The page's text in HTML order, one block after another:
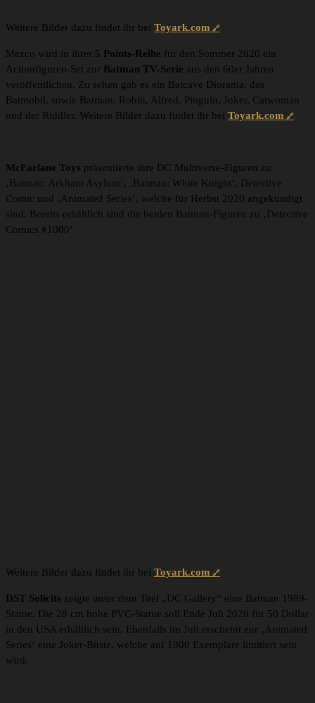
Weitere Bilder dazu findet ihr bei Toyark.com
Mezco wird in ihrer 5 Points-Reihe für den Sommer 2020 ein
Actionfiguren-Set zur Batman TV-Serie aus den 60er Jahren
veröffentlichen. Zu sehen gab es ein Batcave Diorama, das
Batmobil, sowie Batman, Robin, Alfred, Pinguin, Joker, Catwoman
und der Riddler. Weitere Bilder dazu findet ihr bei Toyark.com
McFarlane Toys präsentierte ihre DC Multiverse-Figuren zu
‚Batman: Arkham Asylum‘, ‚Batman: White Knight‘, Detective
Comic und ‚Animated Series‘, welche für Herbst 2020 angekündigt
sind. Bereits erhältlich sind die beiden Batman-Figuren zu ‚Detective
Comics #1000‘
Weitere Bilder dazu findet ihr bei Toyark.com
DST Solicits zeigte unter dem Titel „DC Gallery“ eine Batman 1989-
Statue. Die 28 cm hohe PVC-Statue soll Ende Juli 2020 für 50 Dollar
in den USA erhältlich sein. Ebenfalls im Juli erscheint zur ‚Animated
Series‘ eine Joker-Büste, welche auf 1000 Exemplare limitiert sein
wird.